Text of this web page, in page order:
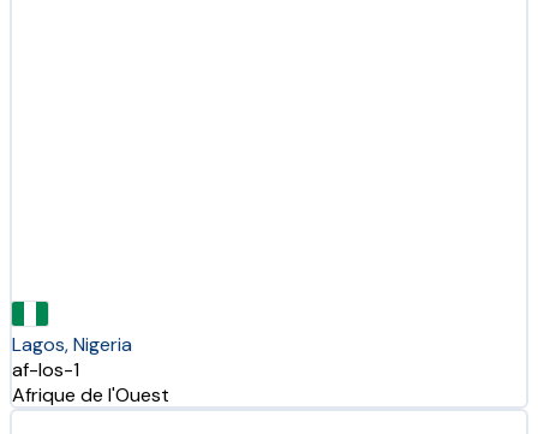
Lagos, Nigeria
af-los-1
Afrique de l'Ouest